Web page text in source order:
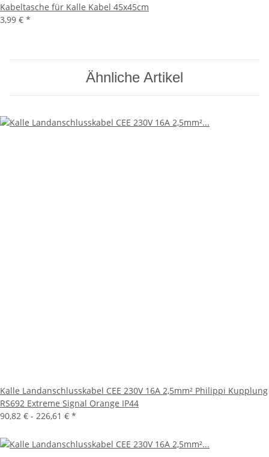
Kabeltasche für Kalle Kabel 45x45cm
3,99 € *
Ähnliche Artikel
Kalle Landanschlusskabel CEE 230V 16A 2,5mm² Philippi Kupplung
RS692 Extreme Signal Orange IP44
90,82 € - 226,61 € *